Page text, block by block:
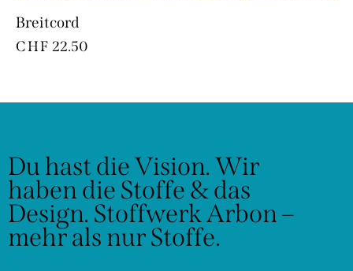
Breitcord
CHF 22.50
Du hast die Vision.Wir
haben die Stoffe & das
Design. Stoffwerk Arbon –
mehr als nur Stoffe.